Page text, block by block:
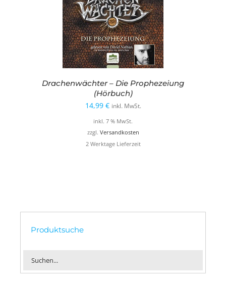
Drachenwächter – Die Prophezeiung
(Hörbuch)
14,99 € inkl. MwSt.
inkl. 7 % MwSt.
zzgl. Versandkosten
2 Werktage Lieferzeit
Produktsuche